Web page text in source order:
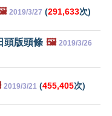
2019/3/27 (291,633次)
頭版頭條 🖼️ 2019/3/26
2019/3/21 (455,405次)